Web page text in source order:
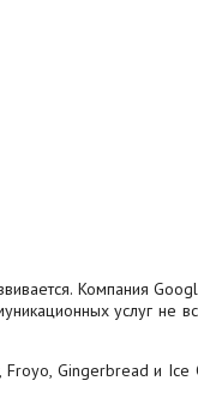
Компания
услуг не
Gingerbread и